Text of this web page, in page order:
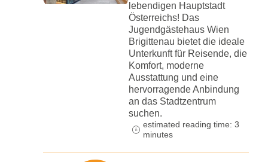
lebendigen Hauptstadt
Österreichs! Das
Jugendgästehaus Wien
Brigittenau bietet die ideale
Unterkunft für Reisende, die
Komfort, moderne
Ausstattung und eine
hervorragende Anbindung
an das Stadtzentrum
suchen.
estimated reading time: 3
minutes